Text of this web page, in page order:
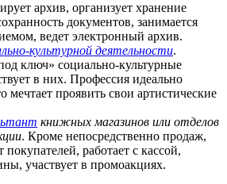
архив, организует хранение
документов, занимается
ведет электронный архив.
культурной деятельности.
ключ» социально-культурные
в них. Профессия идеально
мечтает проявить свои артистические
книжных магазинов или отделов
. Кроме непосредственно продаж,
покупателей, работает с кассой,
участвует в промоакциях.